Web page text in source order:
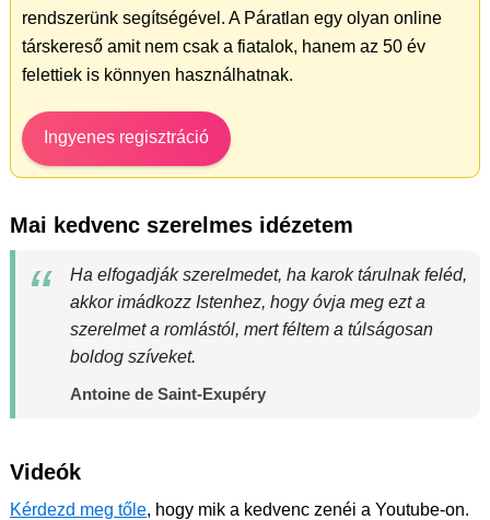
rendszerünk segítségével. A Páratlan egy olyan online
társkereső amit nem csak a fiatalok, hanem az 50 év
felettiek is könnyen használhatnak.
Ingyenes regisztráció
Mai kedvenc szerelmes idézetem
Ha elfogadják szerelmedet, ha karok tárulnak feléd,
akkor imádkozz Istenhez, hogy óvja meg ezt a
szerelmet a romlástól, mert féltem a túlságosan
boldog szíveket.
Antoine de Saint-Exupéry
Videók
Kérdezd meg tőle, hogy mik a kedvenc zenéi a Youtube-on.